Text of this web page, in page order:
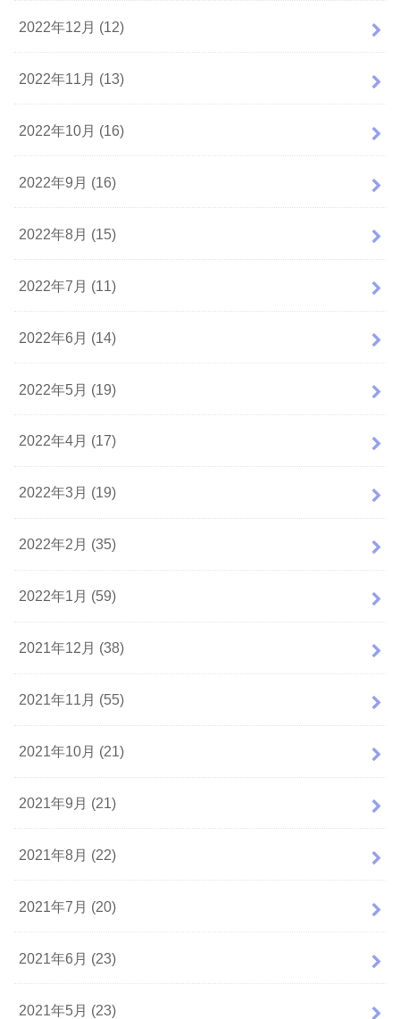
2022年12月 (12)
2022年11月 (13)
2022年10月 (16)
2022年9月 (16)
2022年8月 (15)
2022年7月 (11)
2022年6月 (14)
2022年5月 (19)
2022年4月 (17)
2022年3月 (19)
2022年2月 (35)
2022年1月 (59)
2021年12月 (38)
2021年11月 (55)
2021年10月 (21)
2021年9月 (21)
2021年8月 (22)
2021年7月 (20)
2021年6月 (23)
2021年5月 (23)